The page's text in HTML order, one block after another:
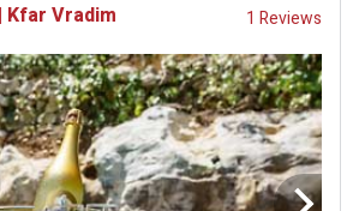
Kfar Vradim 1 Reviews